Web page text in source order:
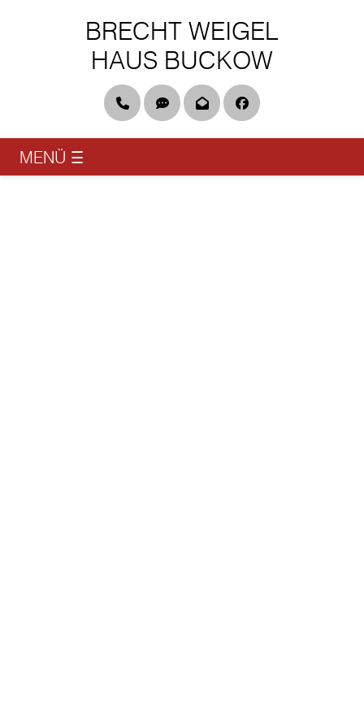
BRECHT WEIGEL
HAUS BUCKOW
Telefon DGS & Leichte Sprache
Newsletter
MENÜ ☰